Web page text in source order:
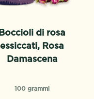
Boccioli di rosa
essiccati, Rosa
Damascena
100 grammi